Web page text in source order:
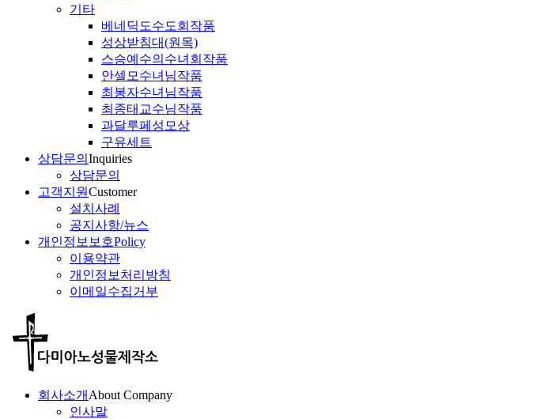
기타
베네딕도수도회작품
성상받침대(원목)
스승예수의수녀회작품
안셀모수녀님작품
최봉자수녀님작품
최종태교수님작품
과달루페성모상
구유세트
상담문의 Inquiries
상담문의
고객지원Customer
설치사례
공지사항/뉴스
개인정보보호Policy
이용약관
개인정보처리방침
이메일수집거부
회사소개 About Company
인사말